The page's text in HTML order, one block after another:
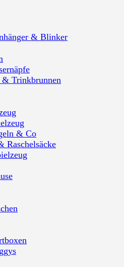
& Blinker
& Trinkbrunnen
& Co
Raschelsäcke